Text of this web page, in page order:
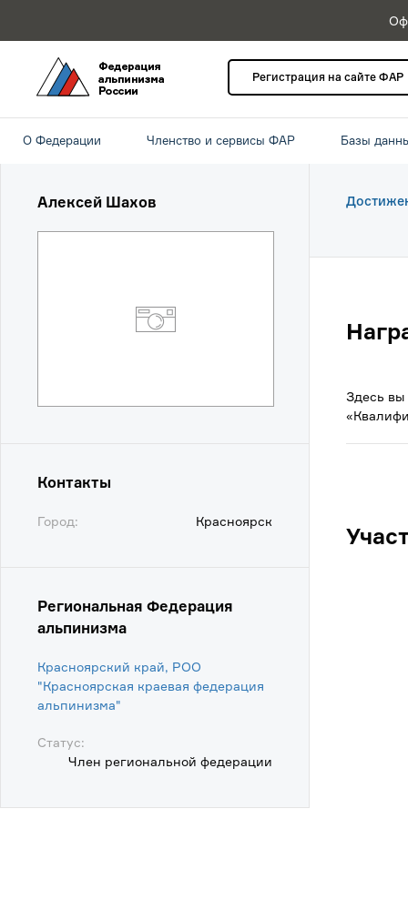
Регистрация на сайте ФАР
О Федерации Членство и сервисы ФАР Базы
Алексей Шахов
Контакты
Город: Красноярск
Региональная Федерация
альпинизма
Красноярский край, РОО
"Красноярская краевая федерация
альпинизма"
Статус:
Член региональной федерации
Здесь вы